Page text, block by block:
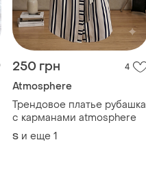
250 грн 4
Atmosphere
Трендовое платье рубашка
с карманами atmosphere
S и еще 1